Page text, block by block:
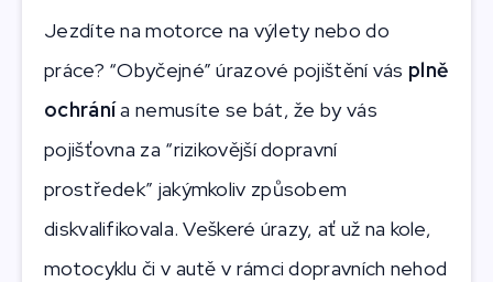
Jezdíte na motorce na výlety nebo do
práce? “Obyčejné” úrazové pojištění vás plně
ochránía nemusíte se bát, že by vás
pojišťovna za “rizikovější dopravní
prostředek” jakýmkoliv způsobem
diskvalifikovala. Veškeré úrazy, ať už na kole,
motocyklu či v autě v rámci dopravních nehod